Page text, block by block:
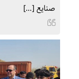
صنایع […]